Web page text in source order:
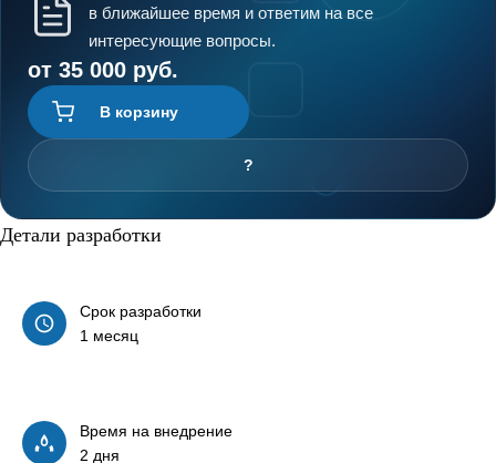
в ближайшее время и ответим на все
интересующие вопросы.
от 35 000 руб.
В корзину
?
Детали разработки
Срок разработки
1 месяц
Время на внедрение
2 дня